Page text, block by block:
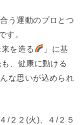
う運動のプロとつ
す。
を造る
」に基
、健康に動ける
な思いが込められ
/２２(火)、４/２５